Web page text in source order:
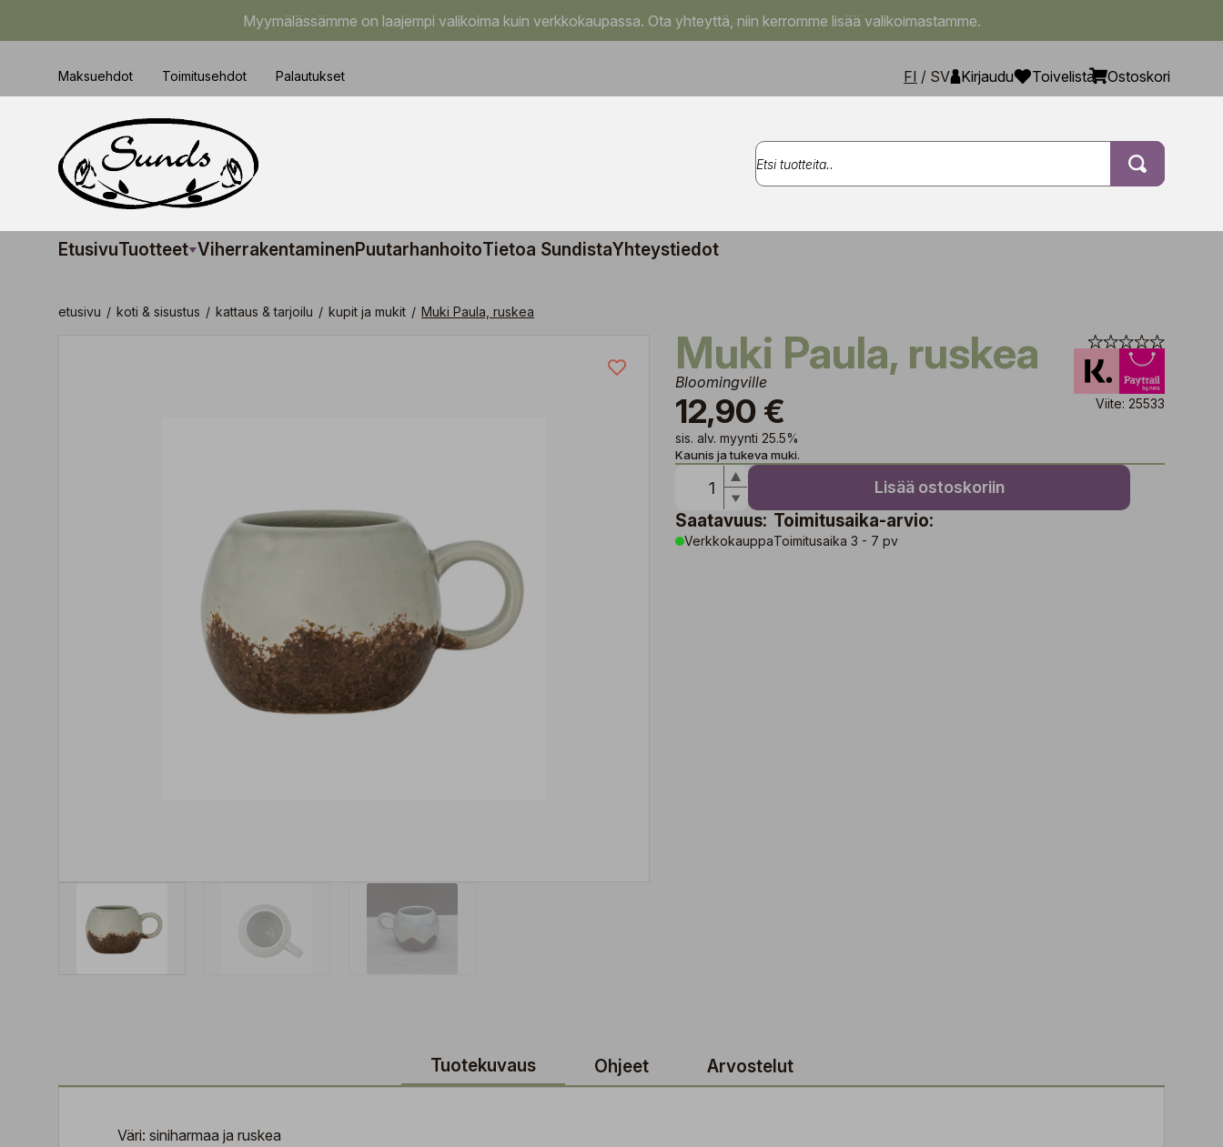
Myymälässämme on laajempi valikoima kuin verkkokaupassa. Ota yhteyttä, niin kerromme lisää valikoimastamme.
Maksuehdot Toimitusehdot Palautukset FI / SV Kirjaudu Toivelista Ostoskori
EtusivuTuotteet ViherrakentaminenPuutarhanhoitoTietoa SundistaYhteystiedot
etusivu / koti & sisustus / kattaus & tarjoilu / kupit ja mukit / Muki Paula, ruskea
Muki Paula, ruskea
Bloomingville
12,90 €
sis. alv. myynti 25.5%
Viite: 25533
Kaunis ja tukeva muki.
Lisää ostoskoriin
Saatavuus:
Verkkokauppa
Toimitusaika-arvio:
Toimitusaika 3 - 7 pv
Tuotekuvaus Ohjeet Arvostelut
Väri: siniharmaa ja ruskea